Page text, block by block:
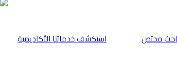
⁠استكشف خدماتنا الأكاديمية مختص